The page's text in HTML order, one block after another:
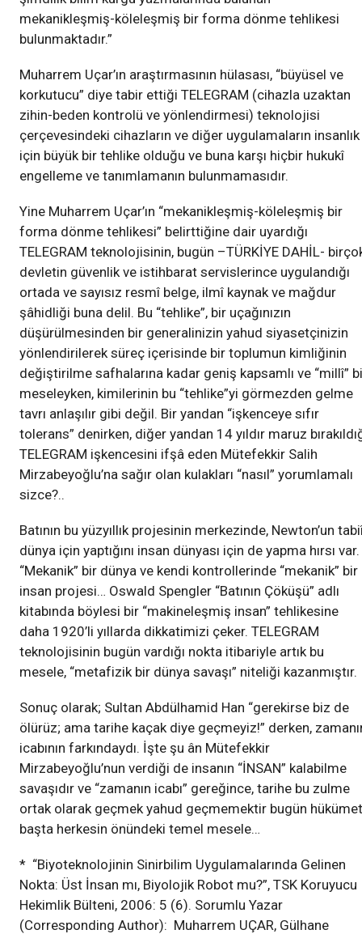
mekanikleşmiş-köleleşmiş bir forma dönme tehlikesi
bulunmaktadır.”
Muharrem Uçar’ın araştırmasının hülasası, “büyüsel ve
korkutucu” diye tabir ettiği TELEGRAM (cihazla uzaktan
zihin-beden kontrolü ve yönlendirmesi) teknolojisi
çerçevesindeki cihazların ve diğer uygulamaların insanlık
için büyük bir tehlike olduğu ve buna karşı hiçbir hukukî
engelleme ve tanımlamanın bulunmamasıdır.
Yine Muharrem Uçar’ın “mekanikleşmiş-köleleşmiş bir
forma dönme tehlikesi” belirttiğine dair uyardığı
TELEGRAM teknolojisinin, bugün –TÜRKİYE DAHİL-
devletin güvenlik ve istihbarat servislerince uygulandığı
ortada ve sayısız resmî belge, ilmî kaynak ve mağdur
şâhidliği buna delil. Bu “tehlike”, bir uçağınızın
düşürülmesinden bir generalinizin yahud siyasetçinizin
yönlendirilerek süreç içerisinde bir toplumun kimliğinin
değiştirilme safhalarına kadar geniş kapsamlı ve “millî”
meseleyken, kimilerinin bu “tehlike”yi görmezden gelme
tavrı anlaşılır gibi değil. Bir yandan “işkenceye sıfır
tolerans” denirken, diğer yandan 14 yıldır maruz
TELEGRAM işkencesini ifşâ eden Mütefekkir Salih
Mirzabeyoğlu’na sağır olan kulakları “nasıl” yorumlamalı
sizce?..
Batının bu yüzyıllık projesinin merkezinde, Newton’un
dünya için yaptığını insan dünyası için de yapma hırsı var.
“Mekanik” bir dünya ve kendi kontrollerinde “mekanik” bir
insan projesi… Oswald Spengler “Batının Çöküşü” adlı
kitabında böylesi bir “makineleşmiş insan” tehlikesine
daha 1920’li yıllarda dikkatimizi çeker. TELEGRAM
teknolojisinin bugün vardığı nokta itibariyle artık bu
mesele, “metafizik bir dünya savaşı” niteliği kazanmıştır.
Sonuç olarak; Sultan Abdülhamid Han “gerekirse biz de
ölürüz; ama tarihe kaçak diye geçmeyiz!” derken,
icabının farkındaydı. İşte şu ân Mütefekkir
Mirzabeyoğlu’nun verdiği de insanın “İNSAN” kalabilme
savaşıdır ve “zamanın icabı” gereğince, tarihe bu zulme
ortak olarak geçmek yahud geçmemektir bugün hükümet
başta herkesin önündeki temel mesele…
* “Biyoteknolojinin Sinirbilim Uygulamalarında Gelinen
Nokta: Üst İnsan mı, Biyolojik Robot mu?”, TSK Koruyucu
Hekimlik Bülteni, 2006: 5 (6). Sorumlu Yazar
(Corresponding Author): Muharrem UÇAR, Gülhane